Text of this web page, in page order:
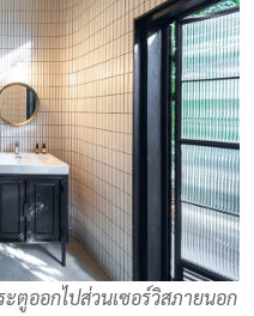
ตูออกไปส่วนเซอร์วิสภายนอก